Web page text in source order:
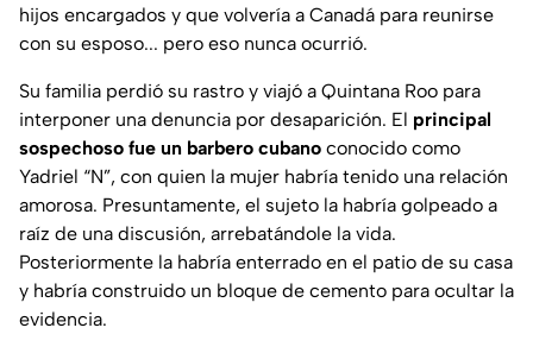
hijos encargados y que volvería a Canadá para reunirse
con su esposo... pero eso nunca ocurrió.
Su familia perdió su rastro y viajó a Quintana Roo para
interponer una denuncia por desaparición. El principal
sospechoso fue un barbero cubano conocido como
Yadriel “N”, con quien la mujer habría tenido una relación
amorosa. Presuntamente, el sujeto la habría golpeado a
raíz de una discusión, arrebatándole la vida.
Posteriormente la habría enterrado en el patio de su casa
y habría construido un bloque de cemento para ocultar la
evidencia.